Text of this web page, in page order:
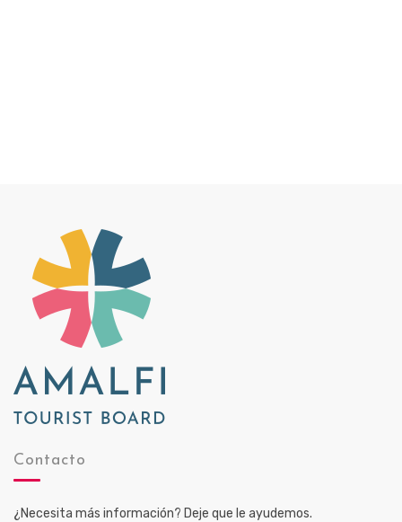
Contacto
¿Necesita más información? Deje que le ayudemos.